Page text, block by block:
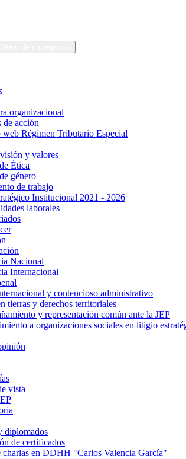
organizacional
de acción
web Régimen Tributario Especial
y valores
Ética
género
de trabajo
Institucional 2021 - 2026
laborales
Nacional
Internacional
y contencioso administrativo
tierras y derechos territoriales
y representación común ante la JEP
a organizaciones sociales en litigio
vista
diplomados
de certificados
charlas en DDHH "Carlos Valencia García"